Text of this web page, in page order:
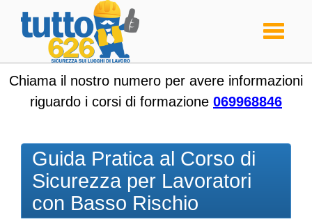
Toggle
Chiama il nostro numero per avere informazioni
riguardo i corsi di formazione 069968846
Guida Pratica al Corso di
Sicurezza per Lavoratori
con Basso Rischio